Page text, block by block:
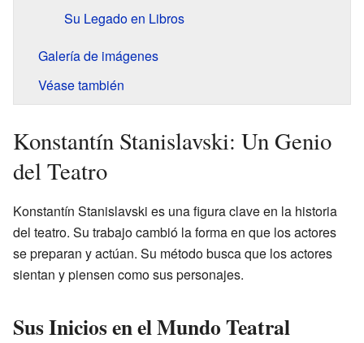
Su Legado en Libros
Galería de imágenes
Véase también
Konstantín Stanislavski: Un Genio
del Teatro
Konstantín Stanislavski es una figura clave en la historia
del teatro. Su trabajo cambió la forma en que los actores
se preparan y actúan. Su método busca que los actores
sientan y piensen como sus personajes.
Sus Inicios en el Mundo Teatral